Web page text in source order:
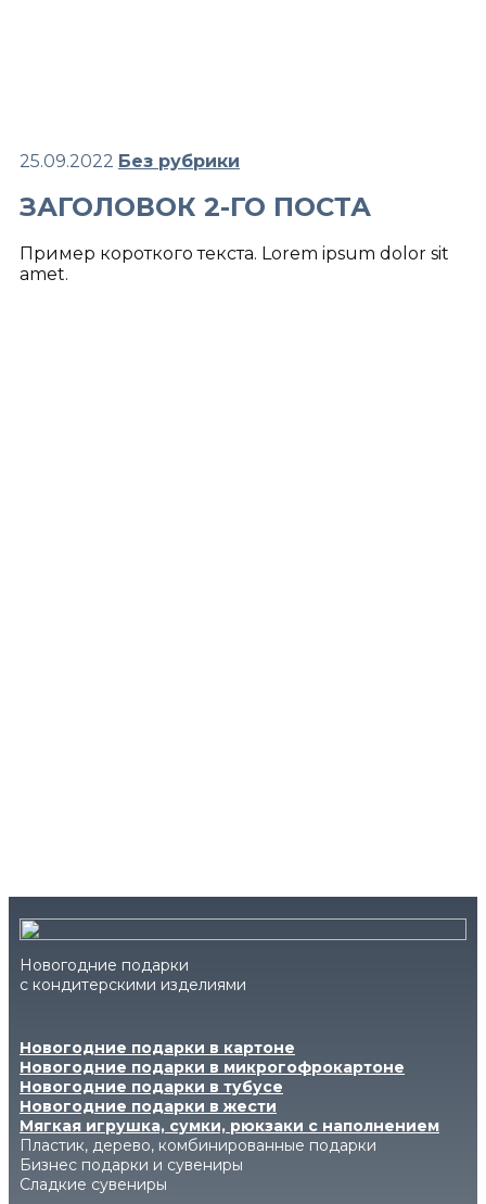
25.09.2022 Без рубрики
ЗАГОЛОВОК 2-ГО ПОСТА
Пример короткого текста. Lorem ipsum dolor sit
amet.
Новогодние подарки
с кондитерскими изделиями
Новогодние подарки в картоне
Новогодние подарки в микрогофрокартоне
Новогодние подарки в тубусе
Новогодние подарки в жести
Мягкая игрушка, сумки, рюкзаки с наполнением
Пластик, дерево, комбинированные подарки
Бизнес подарки и сувениры
Сладкие сувениры